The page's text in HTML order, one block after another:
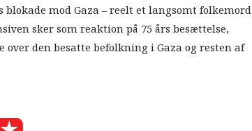
mod Gaza – reelt et langsomt folkemord
sker som reaktion på 75 års besættelse,
den besatte befolkning i Gaza og resten af